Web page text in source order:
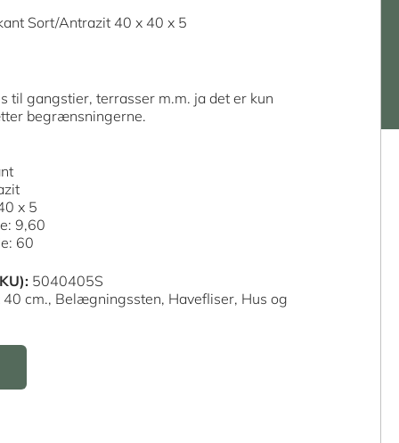
Sort/Antrazit 40 x 40 x 5
til gangstier, terrasser m.m. ja det er kun
begrænsningerne.
x 5
9,60
60
5040405S
40 cm., Belægningssten, Havefliser, Hus og